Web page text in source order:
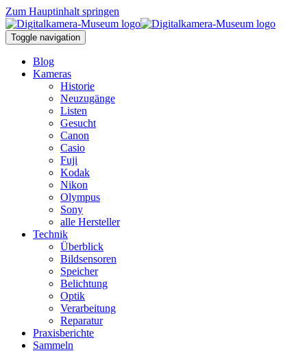
Zum Hauptinhalt springen
Toggle navigation
Blog
Kameras
Historie
Neuzugänge
Listen
Gesucht
Canon
Casio
Fuji
Kodak
Nikon
Olympus
Sony
alle Hersteller
Technik
Überblick
Bildsensoren
Speicher
Belichtung
Optik
Verarbeitung
Reparatur
Praxisberichte
Sammeln